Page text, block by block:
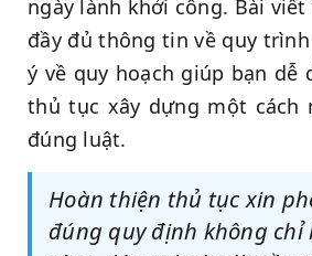
ngày lành khởi công. Bài viết
đầy đủ thông tin về quy
ý về quy hoạch giúp bạn dễ
thủ tục xây dựng một cách
đúng luật.
Hoàn thiện thủ tục xin
đúng quy định không chỉ